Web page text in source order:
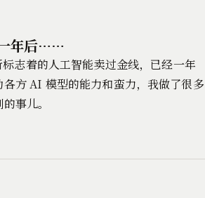
年后……
志着的人工智能卖过金线，已经一年
方 AI 模型的能力和蛮力，我做了很多
事儿。